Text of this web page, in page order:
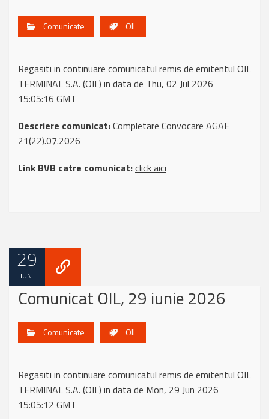
Comunicate OIL
Regasiti in continuare comunicatul remis de emitentul OIL
TERMINAL S.A. (OIL) in data de Thu, 02 Jul 2026
15:05:16 GMT
Descriere comunicat:Completare Convocare AGAE
21(22).07.2026
Link BVB catre comunicat:click aici
29
IUN.
Comunicat OIL, 29 iunie 2026
Comunicate OIL
Regasiti in continuare comunicatul remis de emitentul OIL
TERMINAL S.A. (OIL) in data de Mon, 29 Jun 2026
15:05:12 GMT